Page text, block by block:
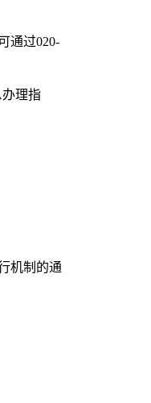
通过020-
办理指
机制的通